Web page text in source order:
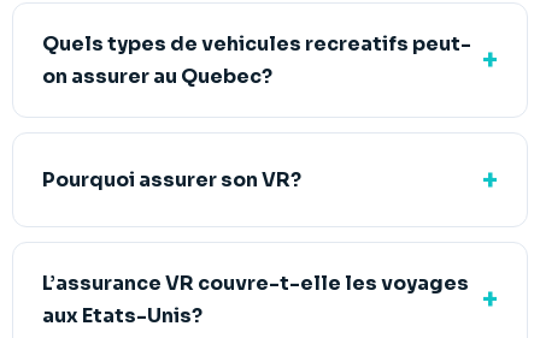
Quels types de vehicules recreatifs peut-
on assurer au Quebec?
Pourquoi assurer son VR?
L’assurance VR couvre-t-elle les voyages
aux Etats-Unis?